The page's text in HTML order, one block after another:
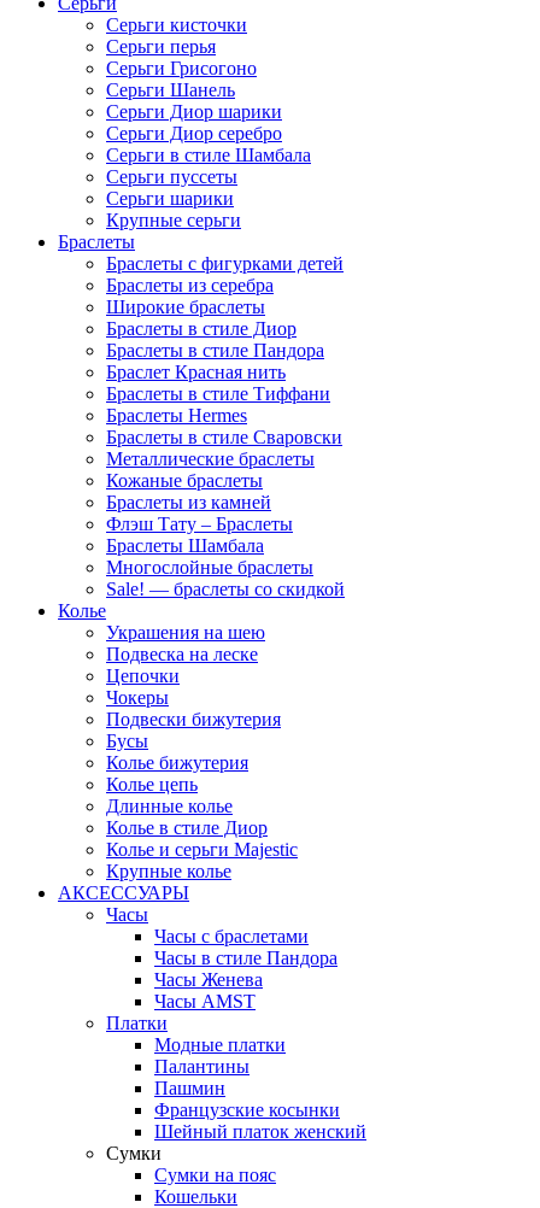
Серьги кисточки
Серьги перья
Серьги Грисогоно
Серьги Шанель
Серьги Диор шарики
Серьги Диор серебро
Серьги в стиле Шамбала
Серьги пуссеты
Серьги шарики
Крупные серьги
Браслеты
Браслеты с фигурками детей
Браслеты из серебра
Широкие браслеты
Браслеты в стиле Диор
Браслеты в стиле Пандора
Браслет Красная нить
Браслеты в стиле Тиффани
Браслеты Hermes
Браслеты в стиле Сваровски
Металлические браслеты
Кожаные браслеты
Браслеты из камней
Флэш Тату – Браслеты
Браслеты Шамбала
Многослойные браслеты
Sale! — браслеты со скидкой
Колье
Украшения на шею
Подвеска на леске
Цепочки
Чокеры
Подвески бижутерия
Бусы
Колье бижутерия
Колье цепь
Длинные колье
Колье в стиле Диор
Колье и серьги Majestic
Крупные колье
АКСЕССУАРЫ
Часы
Часы с браслетами
Часы в стиле Пандора
Часы Женева
Часы AMST
Платки
Модные платки
Палантины
Пашмин
Французские косынки
Шейный платок женский
Сумки
Сумки на пояс
Кошельки